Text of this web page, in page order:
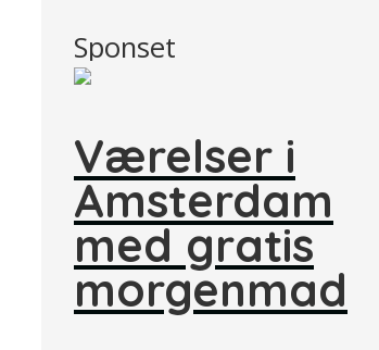
Sponset
Værelser i
Amsterdam
med gratis
morgenmad